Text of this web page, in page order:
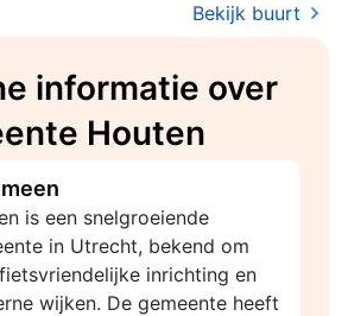
Bekijk buurt
informatie over
Houten
is een snelgroeiende
in Utrecht, bekend om
inrichting en
wijken. De gemeente heeft